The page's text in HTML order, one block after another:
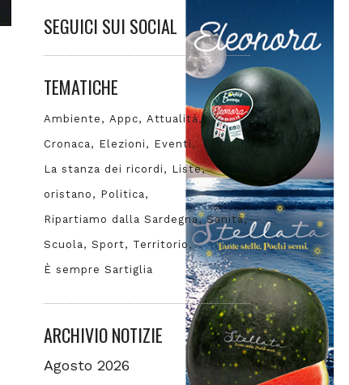
SEGUICI SUI SOCIAL
TEMATICHE
Ambiente Appc Attualità
Cronaca Elezioni Eventi
La stanza dei ricordi Liste
oristano Politica
Ripartiamo dalla Sardegna Sanità
Scuola Sport Territorio
È sempre Sartiglia
ARCHIVIO NOTIZIE
Agosto 2026